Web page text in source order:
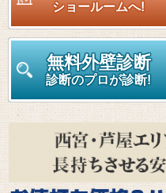
ショールームへ!
無料外壁診断
診断のプロが診断!